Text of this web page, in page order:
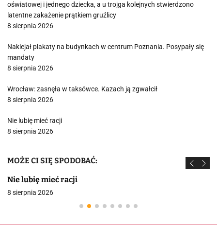
oświatowej i jednego dziecka, a u trojga kolejnych stwierdzono
latentne zakażenie prątkiem gruźlicy
8 sierpnia 2026
Naklejał plakaty na budynkach w centrum Poznania. Posypały się
mandaty
8 sierpnia 2026
Wrocław: zasnęła w taksówce. Kazach ją zgwałcił
8 sierpnia 2026
Nie lubię mieć racji
8 sierpnia 2026
MOŻE CI SIĘ SPODOBAĆ:
Nie lubię mieć racji
8 sierpnia 2026